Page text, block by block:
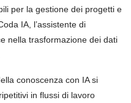
per la gestione dei progetti e
IA, l’assistente di
nella trasformazione dei dati
conoscenza con IA si
in flussi di lavoro